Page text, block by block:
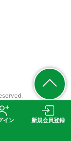
イン 新規会員登録